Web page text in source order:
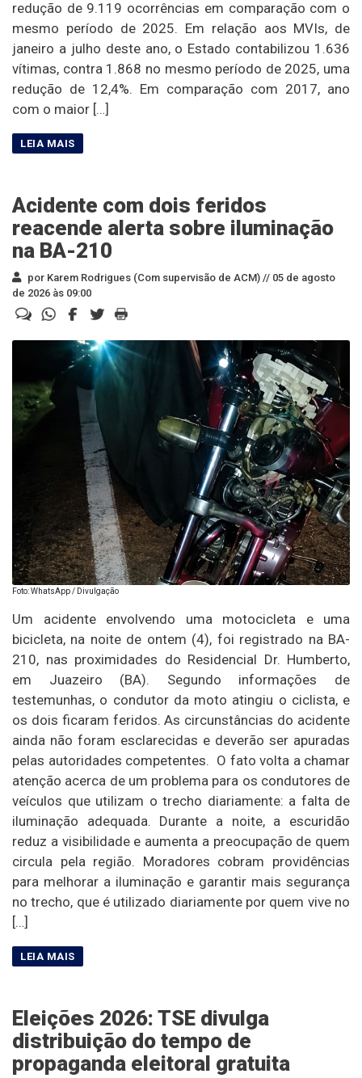
redução de 9.119 ocorrências em comparação com o
mesmo período de 2025. Em relação aos MVIs, de
janeiro a julho deste ano, o Estado contabilizou 1.636
vítimas, contra 1.868 no mesmo período de 2025, uma
redução de 12,4%. Em comparação com 2017, ano
com o maior […]
Acidente com dois feridos
reacende alerta sobre iluminação
na BA-210
por Karem Rodrigues (Com supervisão de ACM) // 05 de agosto
de 2026 às 09:00
Foto: WhatsApp / Divulgação
Um acidente envolvendo uma motocicleta e uma
bicicleta, na noite de ontem (4), foi registrado na BA-
210, nas proximidades do Residencial Dr. Humberto,
em Juazeiro (BA). Segundo informações de
testemunhas, o condutor da moto atingiu o ciclista, e
os dois ficaram feridos. As circunstâncias do acidente
ainda não foram esclarecidas e deverão ser apuradas
pelas autoridades competentes. O fato volta a chamar
atenção acerca de um problema para os condutores de
veículos que utilizam o trecho diariamente: a falta de
iluminação adequada. Durante a noite, a escuridão
reduz a visibilidade e aumenta a preocupação de quem
circula pela região. Moradores cobram providências
para melhorar a iluminação e garantir mais segurança
no trecho, que é utilizado diariamente por quem vive no
[…]
Eleições 2026: TSE divulga
distribuição do tempo de
propaganda eleitoral gratuita